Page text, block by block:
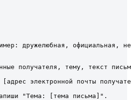
дружелюбная, официальная,
получателя, тему, текст
электронной почты
"Тема: [тема письма]".